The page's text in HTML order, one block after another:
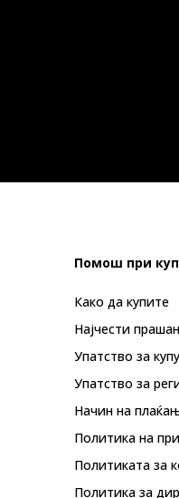
Помош при
Како да купите
Најчести
Упатство за
Упатство за
Начин на
Политика на
Политиката за
Политика за